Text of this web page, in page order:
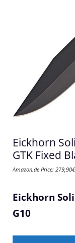
Eickhorn
GTK Fixed
Amazon.de Price: 279,90€
Eickhorn
G10